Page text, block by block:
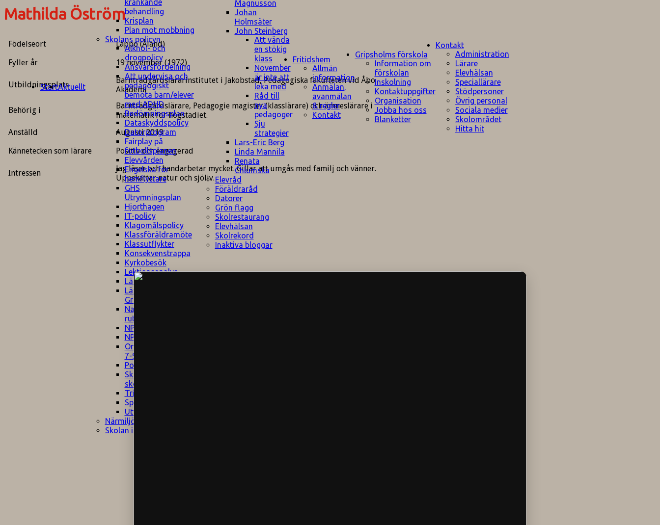
StartAktuellt
kränkande
behandling
Krisplan
Plan mot mobbning
Skolans policyn
Alkhol- och
drogpolicy
Ansvarsfördelning
Att undervisa och
pedagogiskt
bemöta barn/elever
med ADHD
Bedömningsplan
Dataskyddspolicy
Datorprogram
Fairplay på
fotbollsplanen
Elevvården
Engelska för
hemflyttare
GHS
Utrymningsplan
Hjorthagen
IT-policy
Klagomålspolicy
Klassföräldramöte
Klassutflykter
Konsekvenstrappa
Kyrkobesök
Lektionsanalys
Läromedelspolicy
Läxor på
Gripsholmsskolan
Nationella prov,
rutiner
NPF-certifirering 1
NPF certifiering 2
Ordningsregler åk
7-9
Policy om prövning
Skada under
skoltid
Trivselregler
Specialundervisning
Utvecklingssamtal
Närmiljön
Skolan i media
Magnusson
Johan
Holmsäter
John Steinberg
Att vända
en stökig
klass
November
är inte att
leka med
Råd till
nya
pedagoger
Sju
strategier
Lars-Eric Berg
Linda Mannila
Renata
Chlumska
Elevråd
Föräldraråd
Datorer
Grön flagg
Skolrestaurang
Elevhälsan
Skolrekord
Inaktiva bloggar
Fritidshem
Allmän
information
Anmälan,
avanmälan
& regler
Kontakt
Gripsholms förskola
Information om
förskolan
Inskolning
Kontaktuppgifter
Organisation
Jobba hos oss
Blanketter
Kontakt
Administration
Lärare
Elevhälsan
Speciallärare
Stödpersoner
Övrig personal
Sociala medier
Skolområdet
Hitta hit
Mathilda Öström
Födelseort
Lappo (Åland)
Fyller år
19 november (1972)
Utbildningsplats
Barnträdgårdslärarinstitutet i Jakobstad, Pedagogiska fakulteten vid Åbo
Akademi
Behörig i
Barnträdgårdslärare, Pedagogie magister (klasslärare) och ämneslärare i
matematik för högstadiet.
Anställd
Augusti 2019
Kännetecken som lärare
Positiv och engagerad
Intressen
Jag läser och handarbetar mycket. Gillar att umgås med familj och vänner.
Uppskattar natur och sjöliv.